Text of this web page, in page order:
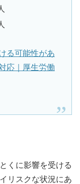
る可能性があ
応｜厚生労働
くに影響を受ける
リスクな状況にあ